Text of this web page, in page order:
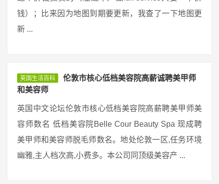
钱）；比来因为地图到期要更新，我查了一下地图更
新 ...
英国生活百科
伦敦市核心低档美容院高薪诚聘美甲师
和美容师
英国中文论坛伦敦市核心低档美容院高薪聘美甲师美
容师数名 低档美容院Belle Cour Beauty Spa 现成聘
美甲师和美容师脱毛师数名。地处伦敦一区,任务环境
幽雅,主人档次高,小费多。本公司同顶级美容产 ...